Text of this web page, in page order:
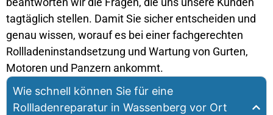
tagtäglich stellen. Damit Sie sicher entscheiden und
genau wissen, worauf es bei einer fachgerechten
Rollladeninstandsetzung und Wartung von Gurten,
Motoren und Panzern ankommt.
Wie schnell können Sie für eine
Rollladenreparatur in Wassenberg vor Ort